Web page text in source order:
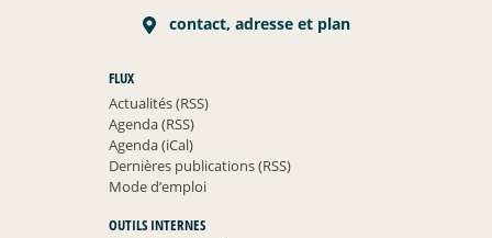
contact, adresse et plan
FLUX
Actualités (RSS)
Agenda (RSS)
Agenda (iCal)
Dernières publications (RSS)
Mode d’emploi
OUTILS INTERNES